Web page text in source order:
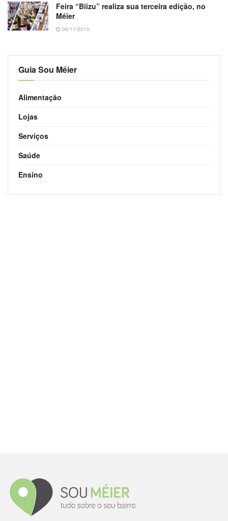
Feira “Biizu” realiza sua terceira edição, no
Méier
06/11/2015
Guia Sou Méier
Alimentação
Lojas
Serviços
Saúde
Ensino